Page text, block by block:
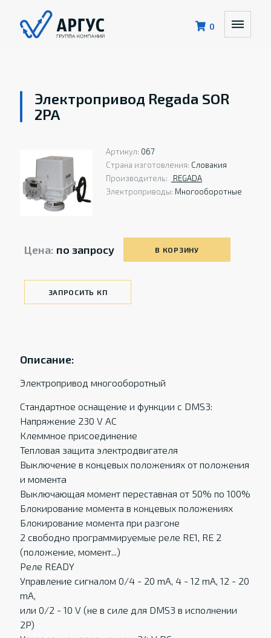
0
Электропривод Regada SOR
2PA
Артикул: 067
Страна изготовления: Словакия
Производитель:
REGADA
Электроприводы: Многооборотные
Цена: по запросу В КОРЗИНУ
ЗАПРОСИТЬ КП
Описание:
Электропривод многооборотный
Стандартное оснащение и функции с DMS3:
Напряжение 230 V AC
Клеммное присоединение
Тепловая защита электродвигателя
Выключение в концевых положениях от положения
и моментa
Выключающая момент переставная от 50% по 100%
Блокирование момента в концевых положениях
Блокирование момента при разгоне
2 свободно программируемые реле RE1, RE 2
(положение, момент...)
Pеле READY
Управление сигналом 0/4 - 20 mA, 4 - 12 mA, 12 - 20
mA,
или 0/2 - 10 V (не в силе для DMS3 в исполнении
2P)